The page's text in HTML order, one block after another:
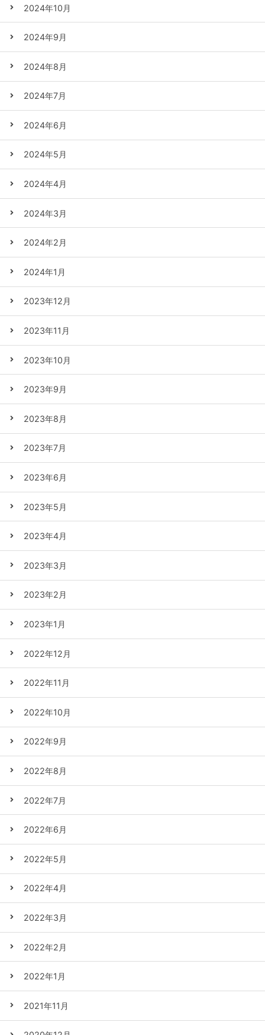
2024年10月
2024年9月
2024年8月
2024年7月
2024年6月
2024年5月
2024年4月
2024年3月
2024年2月
2024年1月
2023年12月
2023年11月
2023年10月
2023年9月
2023年8月
2023年7月
2023年6月
2023年5月
2023年4月
2023年3月
2023年2月
2023年1月
2022年12月
2022年11月
2022年10月
2022年9月
2022年8月
2022年7月
2022年6月
2022年5月
2022年4月
2022年3月
2022年2月
2022年1月
2021年11月